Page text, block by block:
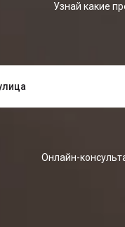
Узнай какие
Онлайн-